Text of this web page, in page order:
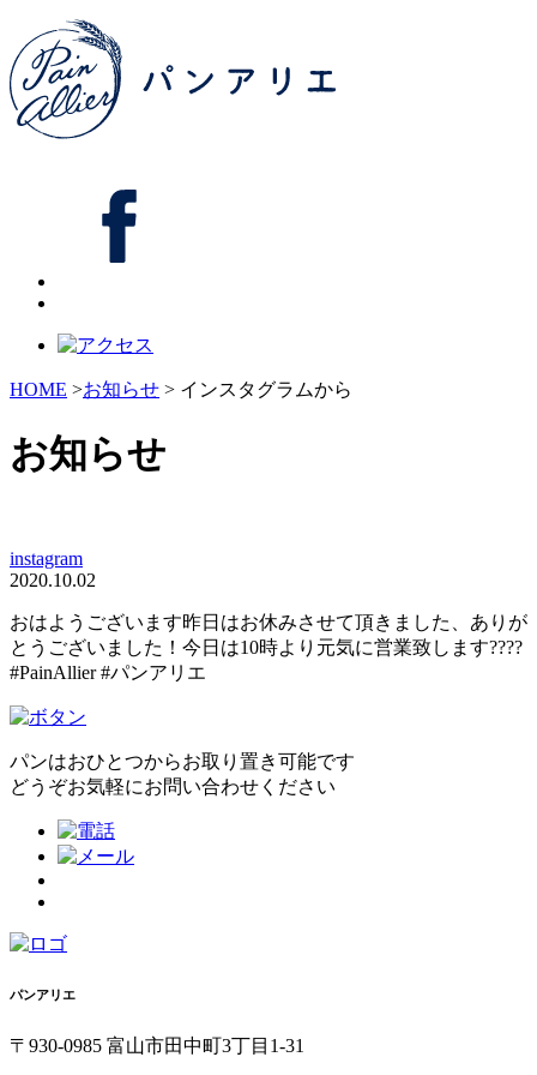
HOME >お知らせ > インスタグラムから
お知らせ
instagram
2020.10.02
おはようございます昨日はお休みさせて頂きました、ありが
とうございました！今日は10時より元気に営業致します????
#PainAllier #パンアリエ
パンはおひとつからお取り置き可能です
どうぞお気軽にお問い合わせください
パンアリエ
〒930-0985 富山市田中町3丁目1-31